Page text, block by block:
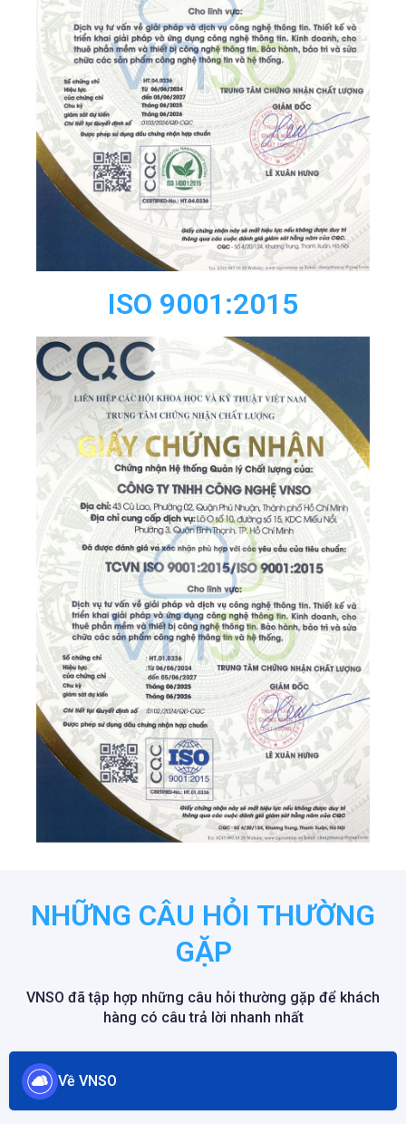
ISO 9001:2015
NHỮNG CÂU HỎI THƯỜNG
GẶP
VNSO đã tập hợp những câu hỏi thường gặp để khách
hàng có câu trả lời nhanh nhất
Về VNSO